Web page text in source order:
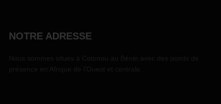
NOTRE ADRESSE